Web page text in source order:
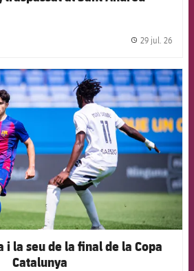
29 jul. 26
FCB Barcelona badge
i la seu de la final de la Copa
Catalunya